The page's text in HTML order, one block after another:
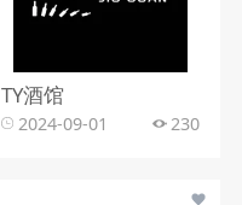
TY酒馆
2024-09-01 230